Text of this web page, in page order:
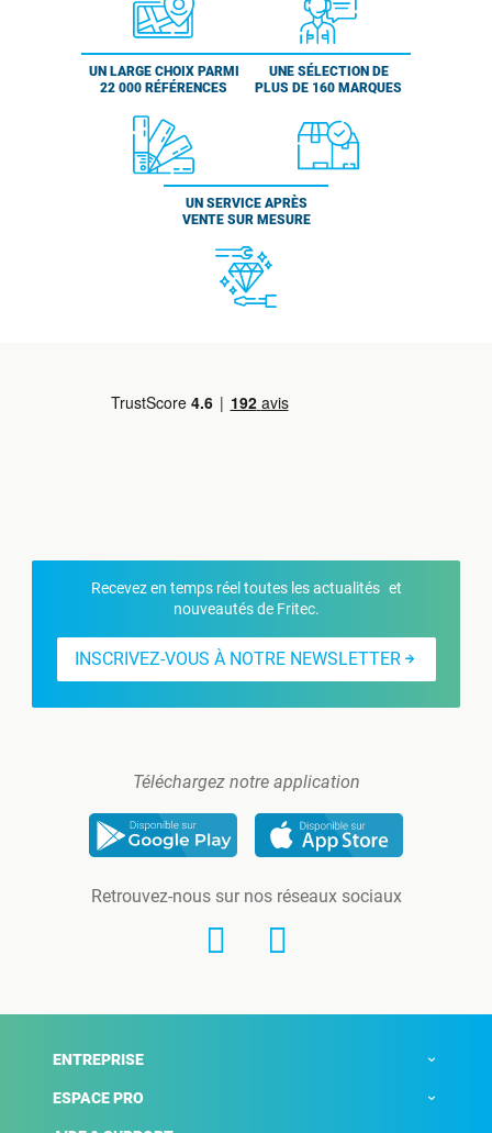
UN LARGE CHOIX PARMI
22 000 RÉFÉRENCES
UNE SÉLECTION DE
PLUS DE 160 MARQUES
UN SERVICE APRÈS
VENTE SUR MESURE
Recevez en temps réel toutes les actualités et
nouveautés de Fritec.
INSCRIVEZ-VOUS À NOTRE NEWSLETTER
Téléchargez notre application
Retrouvez-nous sur nos réseaux sociaux
ENTREPRISE
ESPACE PRO